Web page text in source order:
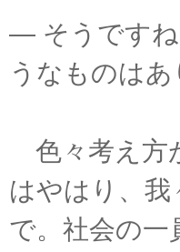
― そうですね
うなものはあ
色々考え方
はやはり、
で。社会の